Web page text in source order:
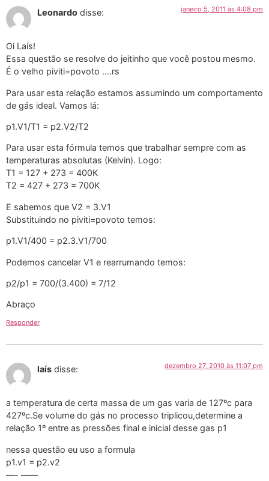
Leonardo disse: janeiro 5, 2011 às 4:08 pm
Oi Laís!
Essa questão se resolve do jeitinho que você postou mesmo.
É o velho piviti=povoto ….rs
Para usar esta relação estamos assumindo um comportamento
de gás ideal. Vamos lá:
p1.V1/T1 = p2.V2/T2
Para usar esta fórmula temos que trabalhar sempre com as
temperaturas absolutas (Kelvin). Logo:
T1 = 127 + 273 = 400K
T2 = 427 + 273 = 700K
E sabemos que V2 = 3.V1
Substituindo no piviti=povoto temos:
p1.V1/400 = p2.3.V1/700
Podemos cancelar V1 e rearrumando temos:
p2/p1 = 700/(3.400) = 7/12
Abraço
Responder
laís disse: dezembro 27, 2010 às 11:07 pm
a temperatura de certa massa de um gas varia de 127ºc para
427ºc.Se volume do gás no processo triplicou,determine a
relação 1º entre as pressões final e inicial desse gas p1
nessa questão eu uso a formula
p1.v1 = p2.v2
—- ——